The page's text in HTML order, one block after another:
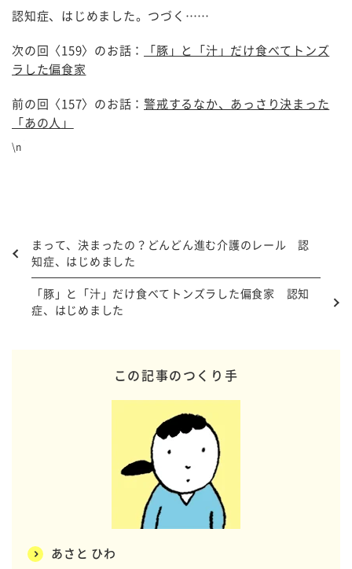
認知症、はじめました。つづく……
次の回〈159〉のお話：
「豚」と「汁」だけ食べてトンズ
ラした偏食家
前の回〈157〉のお話： 警戒するなか、あっさり決まった
「あの人」
\n
まって、決まったの？どんどん進む介護のレール 認
知症、はじめました
「豚」と「汁」だけ食べてトンズラした偏食家 認知
症、はじめました
この記事のつくり手
あさと ひわ